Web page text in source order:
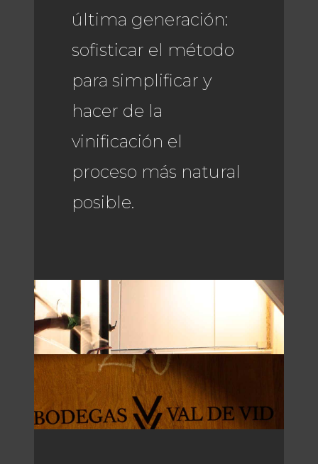
última generación:
sofisticar el método
para simplificar y
hacer de la
vinificación el
proceso más natural
posible.